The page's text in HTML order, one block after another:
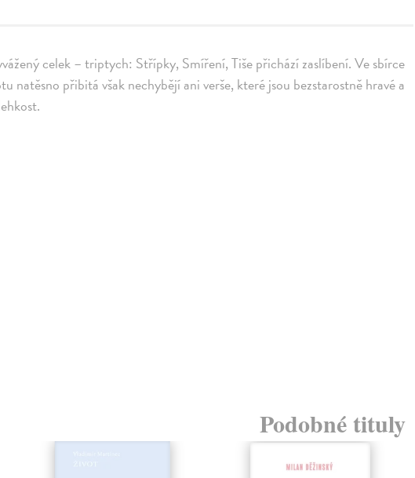
celek – triptych: Střípky, Smíření, Tiše přichází zaslíbení. Ve sbírce
natěsno přibitá však nechybějí ani verše, které jsou bezstarostně hravé a
Podobné tituly